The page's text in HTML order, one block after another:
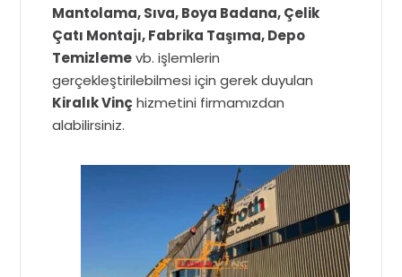
Mantolama, Sıva, Boya Badana, Çelik
Çatı Montajı, Fabrika Taşıma, Depo
Temizlemevb. işlemlerin
gerçekleştirilebilmesi için gerek duyulan
Kiralık Vinçhizmetini firmamızdan
alabilirsiniz.